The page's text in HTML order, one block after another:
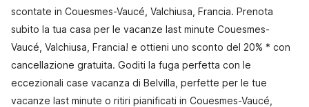
scontate in Couesmes-Vaucé, Valchiusa, Francia. Prenota
subito la tua casa per le vacanze last minute Couesmes-
Vaucé, Valchiusa, Francia! e ottieni uno sconto del 20% * con
cancellazione gratuita. Goditi la fuga perfetta con le
eccezionali case vacanza di Belvilla, perfette per le tue
vacanze last minute o ritiri pianificati in Couesmes-Vaucé,